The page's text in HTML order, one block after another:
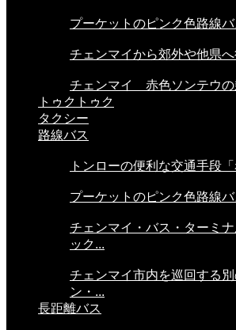
プーケットのピンク色路線バ
チェンマイから郊外や他県
チェンマイ 赤色ソンテウの
トゥクトゥク
タクシー
路線バス
トンローの便利な交通手段「
プーケットのピンク色路線バ
チェンマイ・バス・ターミ
ック...
チェンマイ市内を巡回する
ン・...
長距離バス